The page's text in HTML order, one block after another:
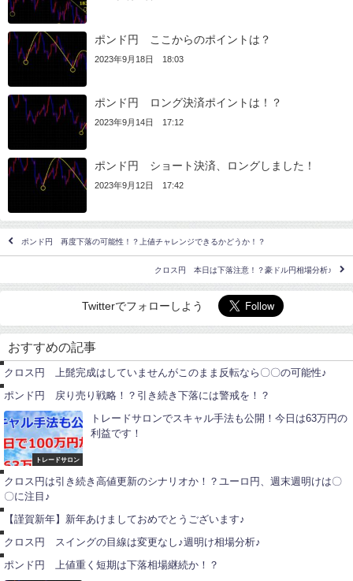
ポンド円 ここからのポイントは？
2023年9月18日 18:03
ポンド円 ロング決済ポイントは！？
2023年9月14日 17:12
ポンド円 ショート決済、ロングしました！
2023年9月12日 17:42
ポンド円 再度下落の可能性！？上値チャレンジできるかどうか！？
クロス円 本日は下落注意！？豪ドル円相場分析♪
Twitterでフォローしよう
おすすめの記事
クロス円 上髭完成はしていませんがこのまま反転なら〇〇の可能性♪
ポンド円 戻り売り戦略！？引き続き下落には警戒を！？
トレードサロン
トレードサロンでスキャル手法も公開！今日は63万円の
利益です！
クロス円は引き続き高値更新のシナリオか！？ユーロ円、週末週明けは〇
〇に注目♪
【謹賀新年】新年あけましておめでとうございます♪
クロス円 スイングの目線は変更なし♪週明け相場分析♪
ポンド円 上値重く短期は下落相場継続か！？